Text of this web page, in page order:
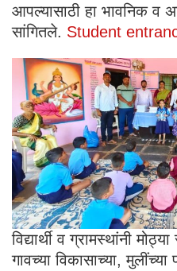
आपल्यासाठी हा भावनिक व
सांगितले. Student
विद्यार्थी व ग्रामस्थांनी
गावच्या विकासाच्या,